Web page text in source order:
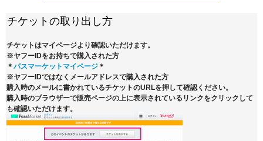
チケットの取り出し方
チケットはマイページより確認いただけます。
※ヤフーIDをお持ちで購入された方
＊ パスマーケットマイページ ＊
※ヤフーIDではなくメールアドレスで購入された方
購入時のメールに書かれているチケットのURLを押して確認ください。
購入時のブラウザーで販売ページの上に表示されているリンクをクリックして
も確認いただけます。